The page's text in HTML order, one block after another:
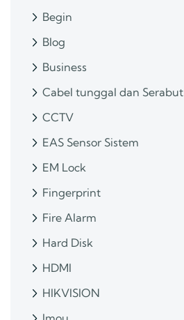
Begin
Blog
Business
Cabel tunggal dan Serabut
CCTV
EAS Sensor Sistem
EM Lock
Fingerprint
Fire Alarm
Hard Disk
HDMI
HIKVISION